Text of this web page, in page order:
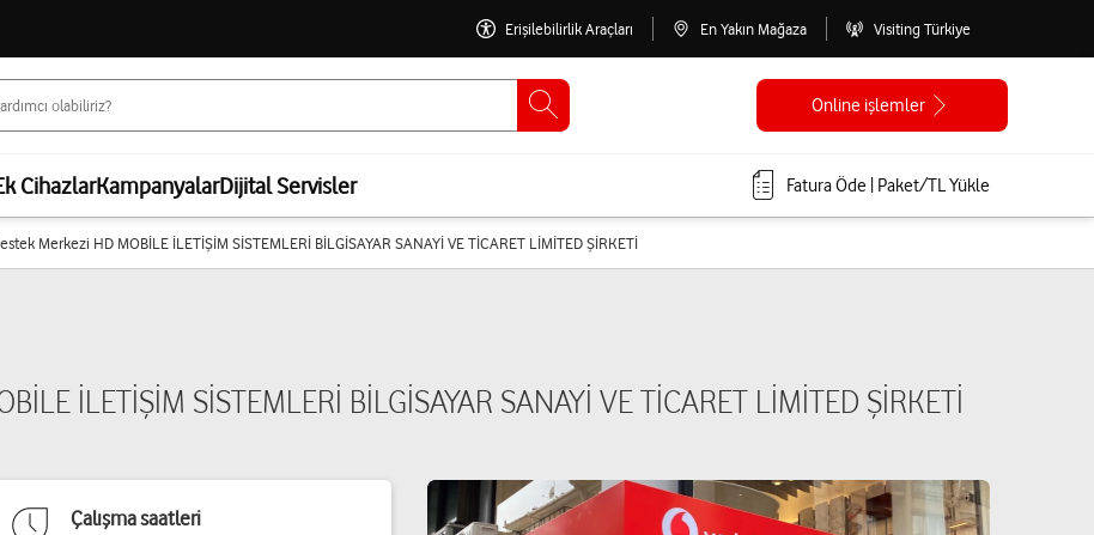
Erişilebilirlik Araçları En Yakın Mağaza Visiting Türkiye
Online işlemler
CihazlarKampanyalarDijital Servisler Fatura Öde | Paket/TL Yükle
Merkezi HD MOBİLE İLETİŞİM SİSTEMLERİ BİLGİSAYAR SANAYİ VE TİCARET LİMİTED ŞİRKETİ
İLETİŞİM SİSTEMLERİ BİLGİSAYAR SANAYİ VE TİCARET LİMİTED ŞİRKETİ
Çalışma saatleri